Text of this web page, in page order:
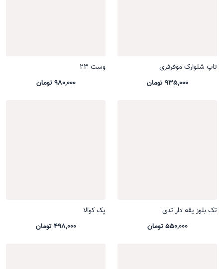
تاپ شلوارک موفرفری
935,000 تومان
وست 23
980,000 تومان
تک بلوز یقه دار تدی
550,000 تومان
پک کوالا
498,000 تومان